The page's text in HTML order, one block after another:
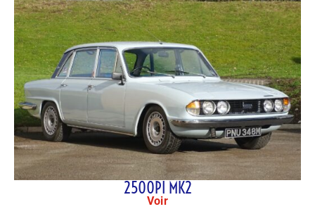
2500PI MK2
Voir